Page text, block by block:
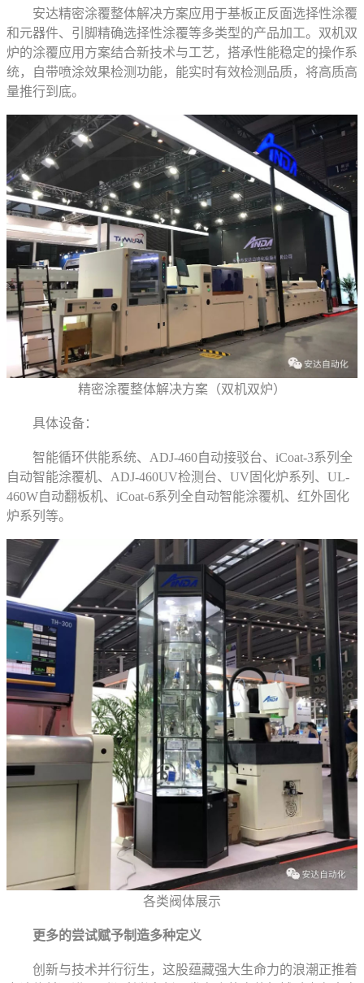
安达精密涂覆整体解决方案应用于基板正反面选择性涂覆
和元器件、引脚精确选择性涂覆等多类型的产品加工。双机双
炉的涂覆应用方案结合新技术与工艺，搭承性能稳定的操作系
统，自带喷涂效果检测功能，能实时有效检测品质，将高质高
量推行到底。
精密涂覆整体解决方案（双机双炉）
具体设备：
智能循环供能系统、ADJ-460自动接驳台、iCoat-3系列全
自动智能涂覆机、ADJ-460UV检测台、UV固化炉系列、UL-
460W自动翻板机、iCoat-6系列全自动智能涂覆机、红外固化
炉系列等。
各类阀体展示
更多的尝试赋予制造多种定义
创新与技术并行衍生，这股蕴藏强大生命力的浪潮正推着